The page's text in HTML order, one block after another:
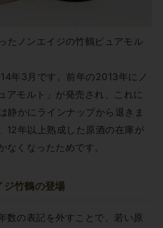
たノンエイジの竹鶴ピュアモル
年3月です。前年の2013年にノ
アモルト」が発売され、これに
静かにラインナップから退きま
12年以上熟成した原酒の在庫が
なくなったためです。
ジ竹鶴の登場
数の表記を外すことで、若い原